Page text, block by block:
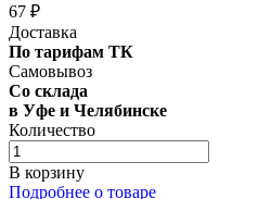
67 ₽
Доставка
По тарифам ТК
Самовывоз
Со склада
в Уфе и Челябинске
Количество
В корзину
Подробнее о товаре